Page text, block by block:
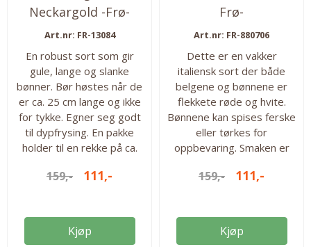
Neckargold -Frø-
Art.nr: FR-13084
En robust sort som gir
gule, lange og slanke
bønner. Bør høstes når de
er ca. 25 cm lange og ikke
for tykke. Egner seg godt
til dypfrysing. En pakke
holder til en rekke på ca.
pakken. Høyde: 250cm
september Antall frø i
pakken: 100 gram, ca. 300
159,- 111,-
Kjøp
Frø-
Art.nr: FR-880706
Dette er en vakker
italiensk sort der både
belgene og bønnene er
flekkete røde og hvite.
Bønnene kan spises ferske
eller tørkes for
oppbevaring. Smaken er
Bredt bruksområde og
En forholdsvis lav variant.
50 gram frø i pakken.
159,- 111,-
Kjøp